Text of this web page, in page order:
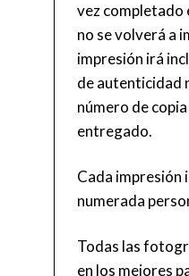
vez completado
no se volverá a
impresión irá
de autenticidad
número de
entregado.
Cada impresión
numerada
Todas las
en los mejores